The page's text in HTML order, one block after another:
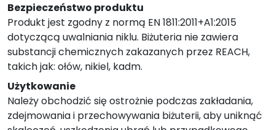
Bezpieczeństwo produktu
Produkt jest zgodny z normą EN 1811:2011+A1:2015
dotyczącą uwalniania niklu. Biżuteria nie zawiera
substancji chemicznych zakazanych przez REACH,
takich jak: ołów, nikiel, kadm.
Użytkowanie
Należy obchodzić się ostrożnie podczas zakładania,
zdejmowania i przechowywania biżuterii, aby uniknąć